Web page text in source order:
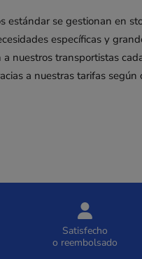
estándar se gestionan en
específicas y
nuestros transportistas
a nuestras tarifas según
Satisfecho
o reembolsado